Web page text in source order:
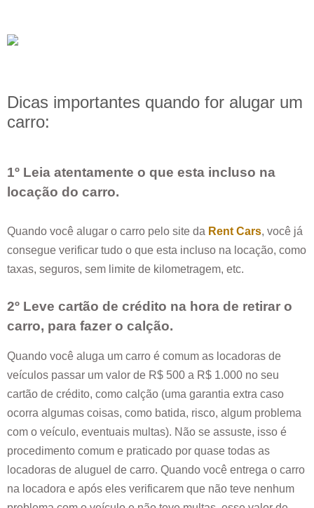
Dicas importantes quando for alugar um
carro:
1º Leia atentamente o que esta incluso na
locação do carro.
Quando você alugar o carro pelo site da Rent Cars, você já
consegue verificar tudo o que esta incluso na locação, como
taxas, seguros, sem limite de kilometragem, etc.
2º Leve cartão de crédito na hora de retirar o
carro, para fazer o calção.
Quando você aluga um carro é comum as locadoras de
veículos passar um valor de R$ 500 a R$ 1.000 no seu
cartão de crédito, como calção (uma garantia extra caso
ocorra algumas coisas, como batida, risco, algum problema
com o veículo, eventuais multas). Não se assuste, isso é
procedimento comum e praticado por quase todas as
locadoras de aluguel de carro. Quando você entrega o carro
na locadora e após eles verificarem que não teve nenhum